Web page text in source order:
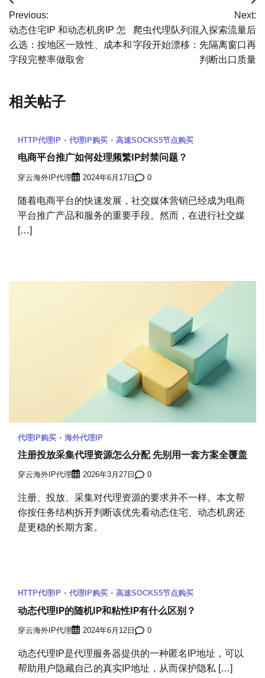
文
章
导
Previous:
动态住宅IP 和动态机房IP 怎
么选：按地区一致性、成本和
字段完整率做取舍
Next:
爬虫代理队列混入探索流量后
字段开始漂移：先隔离窗口再
判断出口质量
相关帖子
HTTP代理IP 代理IP购买 高速SOCKS5节点购买
电商平台推广如何处理频繁IP封禁问题？
穿云海外IP代理 2024年6月17日 0
随着电商平台的快速发展，社交媒体营销已经成为电商
平台推广产品和服务的重要手段。然而，在进行社交媒
[…]
代理IP购买 海外代理IP
注册投放采集代理资源怎么分配 先别用一套方案全覆盖
穿云海外IP代理 2026年3月27日 0
注册、投放、采集对代理资源的要求并不一样。本文帮
你按任务结构拆开判断该优先看动态住宅、动态机房还
是更稳的长期方案。
HTTP代理IP 代理IP购买 高速SOCKS5节点购买
动态代理IP的随机IP和粘性IP有什么区别？
穿云海外IP代理 2024年6月12日 0
动态代理IP是代理服务器提供的一种匿名IP地址，可以
帮助用户隐藏自己的真实IP地址，从而保护隐私 […]